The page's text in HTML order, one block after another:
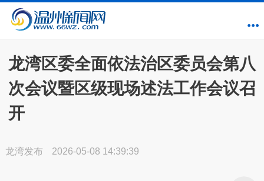
龙湾区委全面依法治区委员会第八
次会议暨区级现场述法工作会议召
开
龙湾发布 2026-05-08 14:39:39